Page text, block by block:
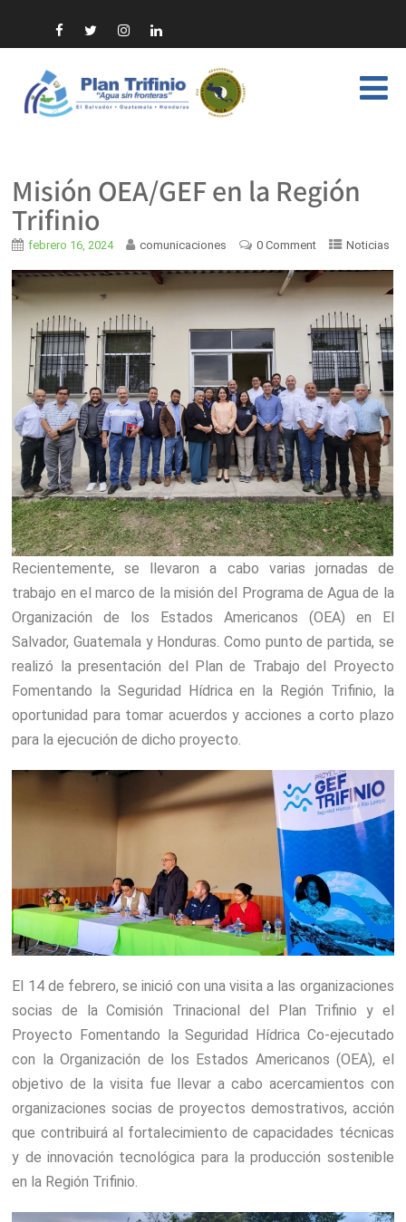
Misión OEA/GEF en la Región
Trifinio
febrero 16, 2024 comunicaciones 0 Comment Noticias
Recientemente, se llevaron a cabo varias jornadas de
trabajo en el marco de la misión del Programa de Agua de la
Organización de los Estados Americanos (OEA) en El
Salvador, Guatemala y Honduras. Como punto de partida, se
realizó la presentación del Plan de Trabajo del Proyecto
Fomentando la Seguridad Hídrica en la Región Trifinio, la
oportunidad para tomar acuerdos y acciones a corto plazo
para la ejecución de dicho proyecto.
El 14 de febrero, se inició con una visita a las organizaciones
socias de la Comisión Trinacional del Plan Trifinio y el
Proyecto Fomentando la Seguridad Hídrica Co-ejecutado
con la Organización de los Estados Americanos (OEA), el
objetivo de la visita fue llevar a cabo acercamientos con
organizaciones socias de proyectos demostrativos, acción
que contribuirá al fortalecimiento de capacidades técnicas
y de innovación tecnológica para la producción sostenible
en la Región Trifinio.